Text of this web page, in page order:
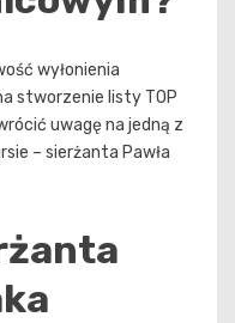
wyłonienia
stworzenie listy TOP
uwagę na jedną z
– sierżanta Pawła